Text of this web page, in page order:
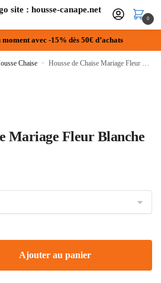
0
avec -15% dès 50€ d’achats
Chaise » Housse de Chaise Mariage Fleur Blanche
Mariage Fleur Blanche
Ajouter au panier